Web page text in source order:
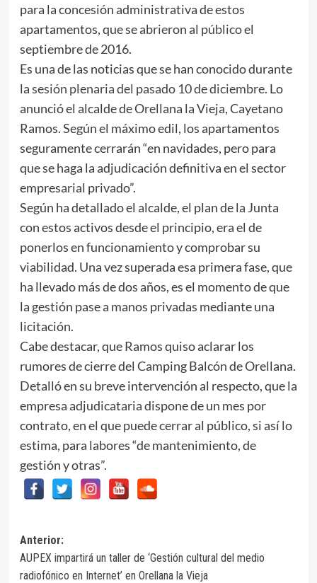
para la concesión administrativa de estos
apartamentos, que seabrieron al públicoel
septiembre de 2016.
Es una de las noticias que se han conocido durante
lasesión plenaria del pasado 10 de diciembre. Lo
anunció el alcalde de Orellana la Vieja, Cayetano
Ramos. Según el máximo edil, los apartamentos
seguramente cerrarán “en navidades, pero para
que se haga la adjudicación definitiva en el sector
empresarial privado”.
Según ha detallado el alcalde, el plan de la Junta
con estos activos desde el principio, era el de
ponerlos en funcionamiento y comprobar su
viabilidad. Una vez superada esa primera fase, que
ha llevado más de dos años, es el momento de que
la gestión pase a manos privadas mediante una
licitación.
Cabe destacar, que Ramos quiso aclarar los
rumores de cierre del Camping Balcón de Orellana.
Detalló en su breve intervención al respecto, que la
empresa adjudicataria dispone de un mes por
contrato, en el que puede cerrar al público, si así lo
estima, para labores “de mantenimiento, de
gestión y otras”.
Navegación
de
Anterior:
AUPEX impartirá un taller de ‘Gestión cultural del medio
radiofónico en Internet’ en Orellana la Vieja